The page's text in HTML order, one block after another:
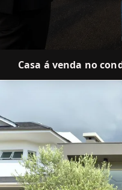
Casa á venda no